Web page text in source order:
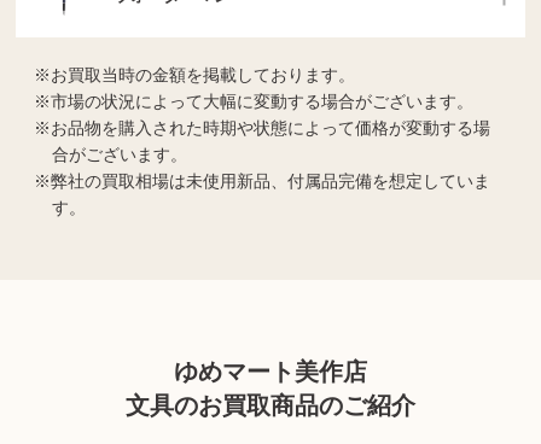
お買取当時の金額を掲載しております。
市場の状況によって大幅に変動する場合がございます。
お品物を購入された時期や状態によって価格が変動する場
合がございます。
弊社の買取相場は未使用新品、付属品完備を想定していま
す。
ゆめマート美作店
文具のお買取商品のご紹介